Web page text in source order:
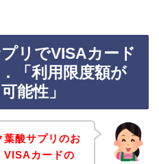
リでVISAカード
「利用限度額が
能性」
葉酸サプリのお
VISAカードの